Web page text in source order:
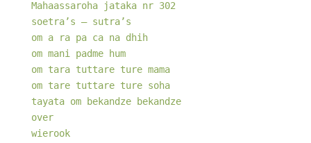
Mahaassaroha jataka nr 302
soetra’s – sutra’s
om a ra pa ca na dhih
om mani padme hum
om tara tuttare ture mama
om tare tuttare ture soha
tayata om bekandze bekandze
over
wierook